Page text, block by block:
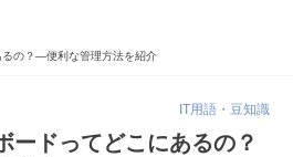
るの？―便利な管理方法を紹介
IT用語・豆知識
ードってどこにあるの？